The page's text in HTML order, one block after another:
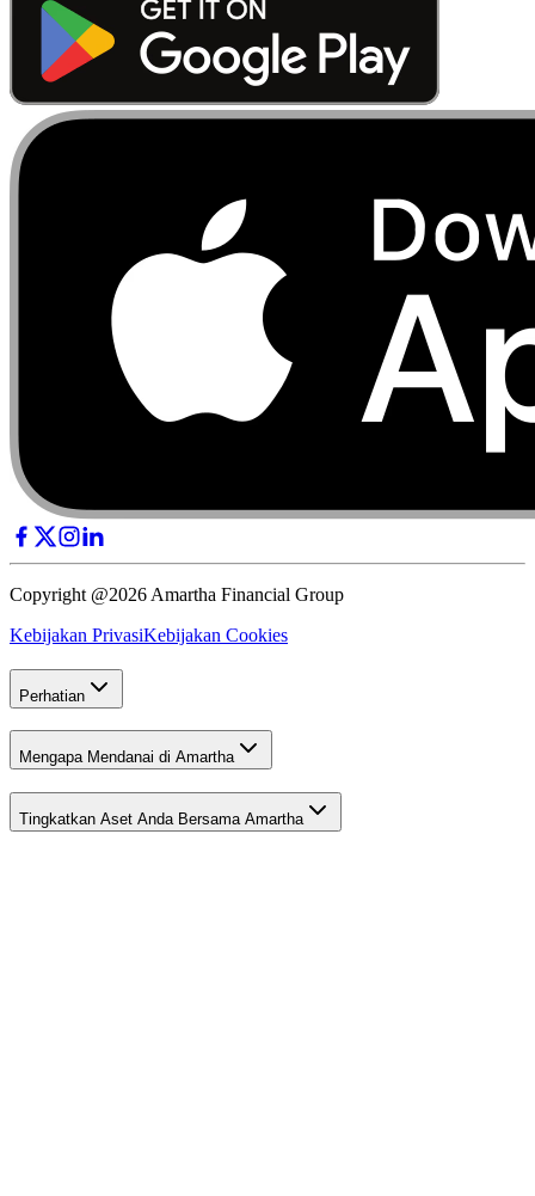
Copyright @2026 Amartha Financial Group
Kebijakan PrivasiKebijakan Cookies
Perhatian
Mengapa Mendanai di Amartha
Tingkatkan Aset Anda Bersama Amartha